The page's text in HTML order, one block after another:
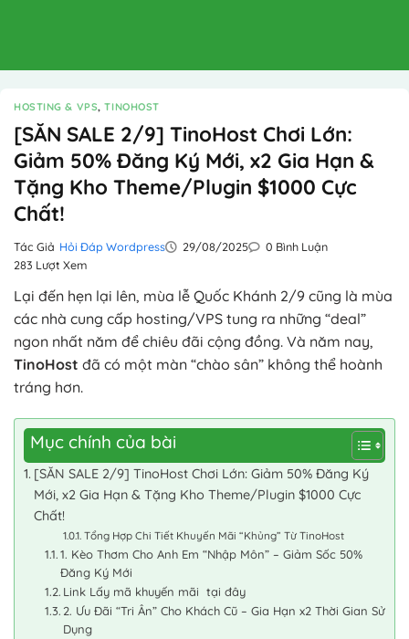
HOSTING & VPS,TINOHOST
[SĂN SALE 2/9] TinoHost Chơi Lớn:
Giảm 50% Đăng Ký Mới, x2 Gia Hạn &
Tặng Kho Theme/Plugin $1000 Cực
Chất!
Tác Giả Hỏi Đáp Wordpress 29/08/2025
0 Bình Luận
283 Lượt Xem
Lại đến hẹn lại lên, mùa lễ Quốc Khánh 2/9 cũng là mùa
các nhà cung cấp hosting/VPS tung ra những “deal”
ngon nhất năm để chiêu đãi cộng đồng. Và năm nay,
TinoHost đã có một màn “chào sân” không thể hoành
tráng hơn.
Mục chính của bài
[SĂN SALE 2/9] TinoHost Chơi Lớn: Giảm 50% Đăng Ký
Mới, x2 Gia Hạn & Tặng Kho Theme/Plugin $1000 Cực
Chất!
Tổng Hợp Chi Tiết Khuyến Mãi “Khủng” Từ TinoHost
1. Kèo Thơm Cho Anh Em “Nhập Môn” – Giảm Sốc 50%
Đăng Ký Mới
Link Lấy mã khuyến mãi tại đây
2. Ưu Đãi “Tri Ân” Cho Khách Cũ – Gia Hạn x2 Thời Gian Sử
Dụng